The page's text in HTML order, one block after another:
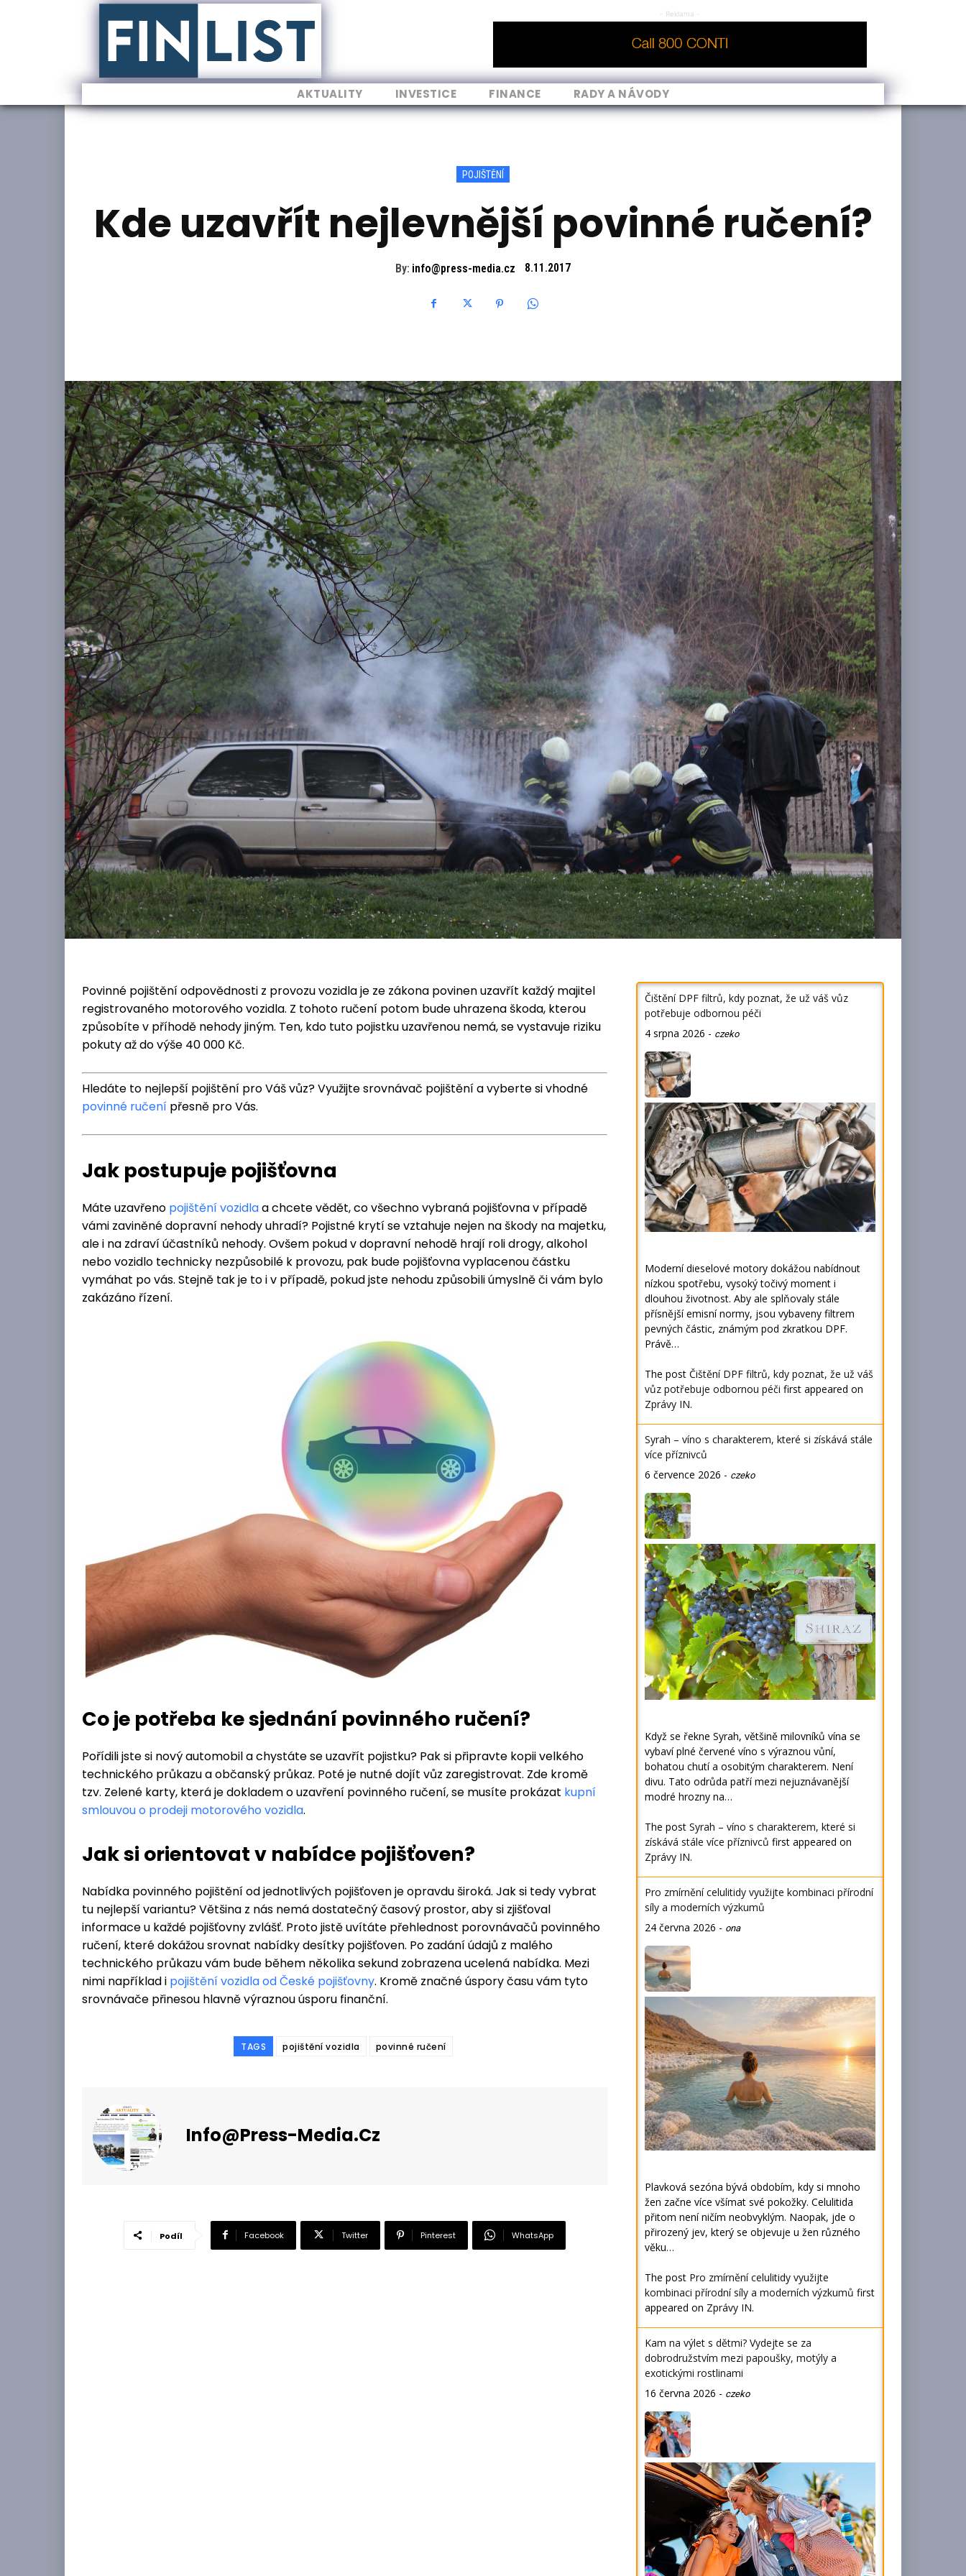
- Reklama -
AKTUALITY INVESTICE FINANCE RADY A NÁVODY
POJIŠTĚNÍ
Kde uzavřít nejlevnější povinné ručení?
By: info@press-media.cz 8.11.2017
Povinné pojištění odpovědnosti z provozu vozidla je ze zákona povinen uzavřít každý majitel
registrovaného motorového vozidla. Z tohoto ručení potom bude uhrazena škoda, kterou
způsobíte v příhodě nehody jiným. Ten, kdo tuto pojistku uzavřenou nemá, se vystavuje riziku
pokuty až do výše 40 000 Kč.
Hledáte to nejlepší pojištění pro Váš vůz? Využijte srovnávač pojištění a vyberte si vhodné
povinné ručení přesně pro Vás.
Jak postupuje pojišťovna
Máte uzavřeno pojištění vozidlaa chcete vědět, co všechno vybraná pojišťovna v případě
vámi zaviněné dopravní nehody uhradí? Pojistné krytí se vztahuje nejen na škody na majetku,
ale i na zdraví účastníků nehody. Ovšem pokud v dopravní nehodě hrají roli drogy, alkohol
nebo vozidlo technicky nezpůsobilé k provozu, pak bude pojišťovna vyplacenou částku
vymáhat po vás. Stejně tak je to i v případě, pokud jste nehodu způsobili úmyslně či vám bylo
zakázáno řízení.
Co je potřeba ke sjednání povinného ručení?
Pořídili jste si nový automobil a chystáte se uzavřít pojistku? Pak si připravte kopii velkého
technického průkazu a občanský průkaz. Poté je nutné dojít vůz zaregistrovat. Zde kromě
tzv. Zelené karty, která je dokladem o uzavření povinného ručení, se musíte prokázat kupní
smlouvou o prodeji motorového vozidla.
Jak si orientovat v nabídce pojišťoven?
Nabídka povinného pojištění od jednotlivých pojišťoven je opravdu široká. Jak si tedy vybrat
tu nejlepší variantu? Většina z nás nemá dostatečný časový prostor, aby si zjišťoval
informace u každé pojišťovny zvlášť. Proto jistě uvítáte přehlednost porovnávačů povinného
ručení, které dokážou srovnat nabídky desítky pojišťoven. Po zadání údajů z malého
technického průkazu vám bude během několika sekund zobrazena ucelená nabídka. Mezi
nimi například i pojištění vozidla od České pojišťovny. Kromě značné úspory času vám tyto
srovnávače přinesou hlavně výraznou úsporu finanční.
TAGS pojištění vozidla povinné ručení
Info@press-Media.cz
Podíl Facebook Twitter Pinterest WhatsApp
Čištění DPF filtrů, kdy poznat, že už váš vůz
potřebuje odbornou péči
4 srpna 2026 - czeko
Moderní dieselové motory dokážou nabídnout
nízkou spotřebu, vysoký točivý moment i
dlouhou životnost. Aby ale splňovaly stále
přísnější emisní normy, jsou vybaveny filtrem
pevných částic, známým pod zkratkou DPF.
Právě…
The post Čištění DPF filtrů, kdy poznat, že už váš
vůz potřebuje odbornou péči first appeared on
Zprávy IN.
Syrah – víno s charakterem, které si získává stále
více příznivců
6 července 2026 - czeko
Když se řekne Syrah, většině milovníků vína se
vybaví plné červené víno s výraznou vůní,
bohatou chutí a osobitým charakterem. Není
divu. Tato odrůda patří mezi nejuznávanější
modré hrozny na…
The post Syrah – víno s charakterem, které si
získává stále více příznivců first appeared on
Zprávy IN.
Pro zmírnění celulitidy využijte kombinaci přírodní
síly a moderních výzkumů
24 června 2026 - ona
Plavková sezóna bývá obdobím, kdy si mnoho
žen začne více všímat své pokožky. Celulitida
přitom není ničím neobvyklým. Naopak, jde o
přirozený jev, který se objevuje u žen různého
věku…
The post Pro zmírnění celulitidy využijte
kombinaci přírodní síly a moderních výzkumů first
appeared on Zprávy IN.
Kam na výlet s dětmi? Vydejte se za
dobrodružstvím mezi papoušky, motýly a
exotickými rostlinami
16 června 2026 - czeko